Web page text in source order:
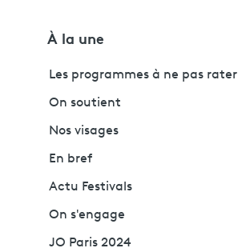
À la une
Les programmes à ne pas rater
On soutient
Nos visages
En bref
Actu Festivals
On s'engage
JO Paris 2024